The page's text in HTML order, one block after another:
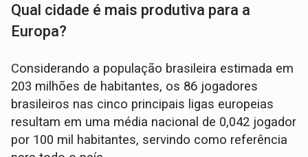
Qual cidade é mais produtiva para a
Europa?
Considerando a população brasileira estimada em
203 milhões de habitantes, os 86 jogadores
brasileiros nas cinco principais ligas europeias
resultam em uma média nacional de 0,042 jogador
por 100 mil habitantes, servindo como referência